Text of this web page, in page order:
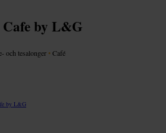
by L&G
och tesalonger •Café
by L&G